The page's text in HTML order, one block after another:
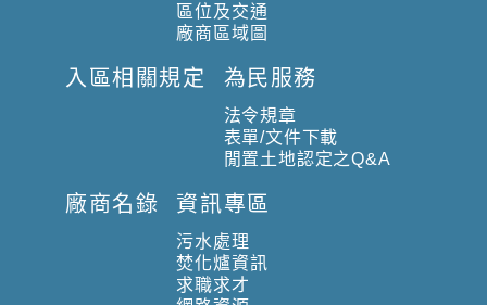
區位及交通
廠商區域圖
入區相關規定 為民服務
法令規章
表單/文件下載
閒置土地認定之Q&A
廠商名錄 資訊專區
污水處理
焚化爐資訊
求職求才